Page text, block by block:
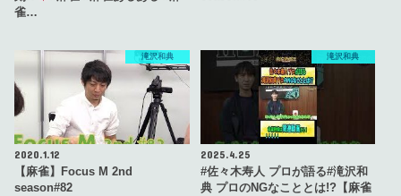
雀…
滝沢和典
2020.1.12
【麻雀】Focus M 2nd
season#82
滝沢和典
2025.4.25
#佐々木寿人 プロが語る#滝沢和
典 プロのNGなこととは!?【麻雀